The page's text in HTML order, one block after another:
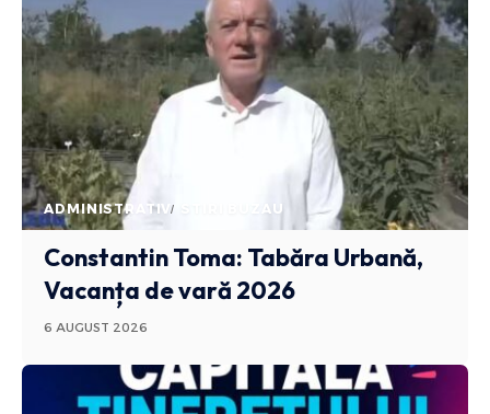
ADMINISTRATIV STIRI BUZAU
Constantin Toma: Tabăra Urbană,
Vacanța de vară 2026
6 AUGUST 2026